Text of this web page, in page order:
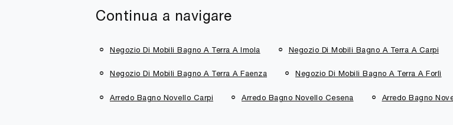
Continua a navigare
Negozio Di Mobili Bagno A Terra A Imola Negozio Di Mobili Bagno A Terra A Carpi
Negozio Di Mobili Bagno A Terra A Faenza Negozio Di Mobili Bagno A Terra A Forlì
Arredo Bagno Novello Carpi Arredo Bagno Novello Cesena Arredo Bagno